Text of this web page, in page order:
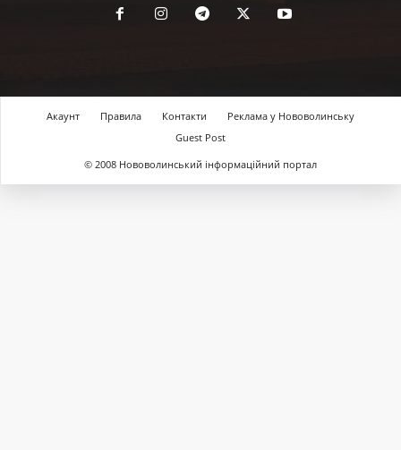
Акаунт Правила Контакти
Реклама у Нововолинську
Guest Post
© 2008 Нововолинський інформаційний портал